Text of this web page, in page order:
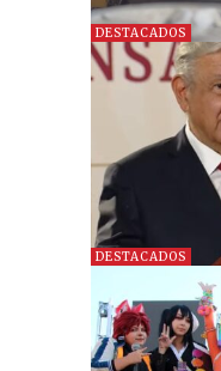
DESTACADOS
DESTACADOS